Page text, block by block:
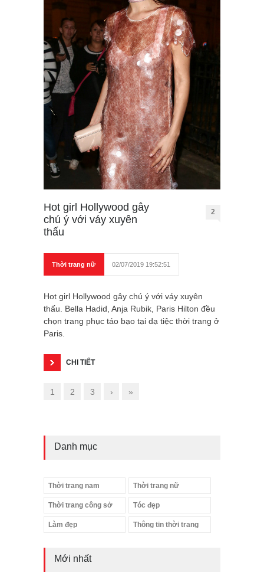
Hot girl Hollywood gây
chú ý với váy xuyên
thấu
2
Thời trang nữ 02/07/2019 19:52:51
Hot girl Hollywood gây chú ý với váy xuyên
thấu. Bella Hadid, Anja Rubik, Paris Hilton đều
chọn trang phục táo bạo tại dạ tiệc thời trang ở
Paris.
CHI TIẾT
1 2 3 › »
Danh mục
Thời trang nam Thời trang nữ
Thời trang công sở Tóc đẹp
Làm đẹp Thông tin thời trang
Mới nhất